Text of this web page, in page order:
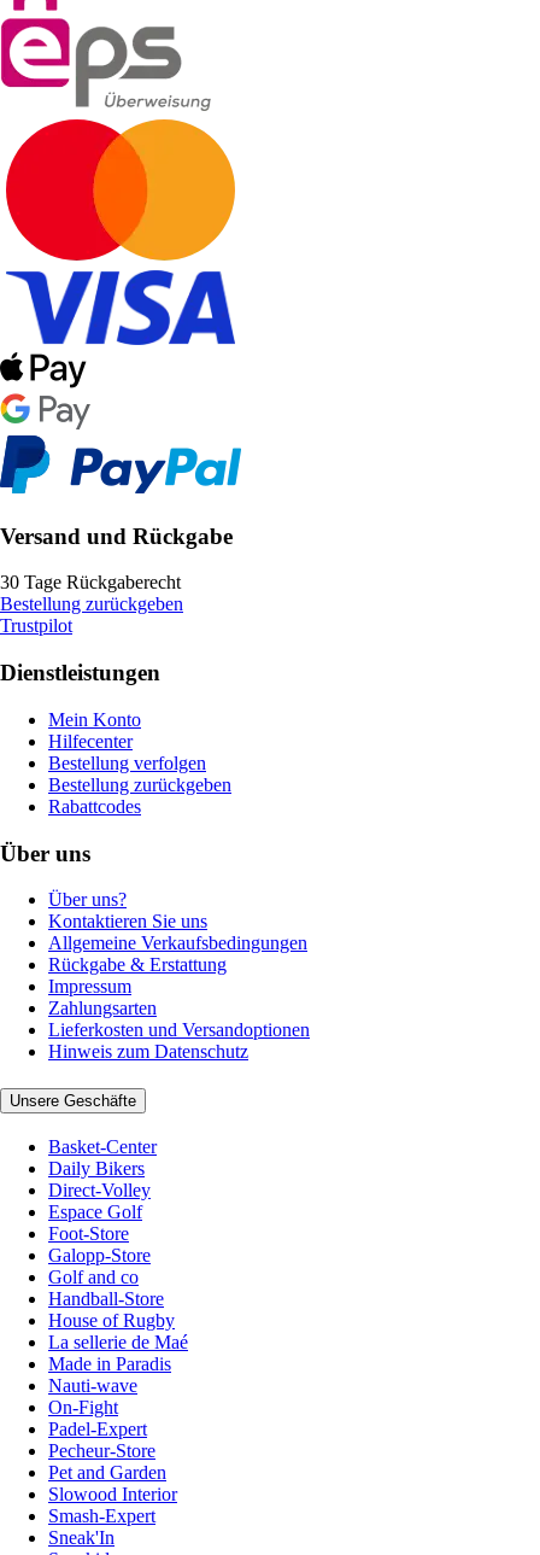
Versand und Rückgabe
30 Tage Rückgaberecht
Bestellung zurückgeben
Trustpilot
Dienstleistungen
Mein Konto
Hilfecenter
Bestellung verfolgen
Bestellung zurückgeben
Rabattcodes
Über uns
Über uns?
Kontaktieren Sie uns
Allgemeine Verkaufsbedingungen
Rückgabe & Erstattung
Impressum
Zahlungsarten
Lieferkosten und Versandoptionen
Hinweis zum Datenschutz
Unsere Geschäfte
Basket-Center
Daily Bikers
Direct-Volley
Espace Golf
Foot-Store
Galopp-Store
Golf and co
Handball-Store
House of Rugby
La sellerie de Maé
Made in Paradis
Nauti-wave
On-Fight
Padel-Expert
Pecheur-Store
Pet and Garden
Slowood Interior
Smash-Expert
Sneak'In